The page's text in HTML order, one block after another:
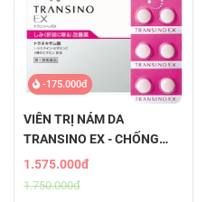
-175.000đ
VIÊN TRỊ NÁM DA
TRANSINO EX - CHỐNG
NÁM HIỆU QUẢ, AN TOÀN
1.575.000đ
1.750.000đ